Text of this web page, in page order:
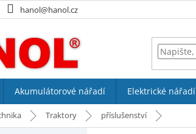
hanol@hanol.cz
Akumulátorové nářadí Elektrické nářadí
Traktory příslušenství